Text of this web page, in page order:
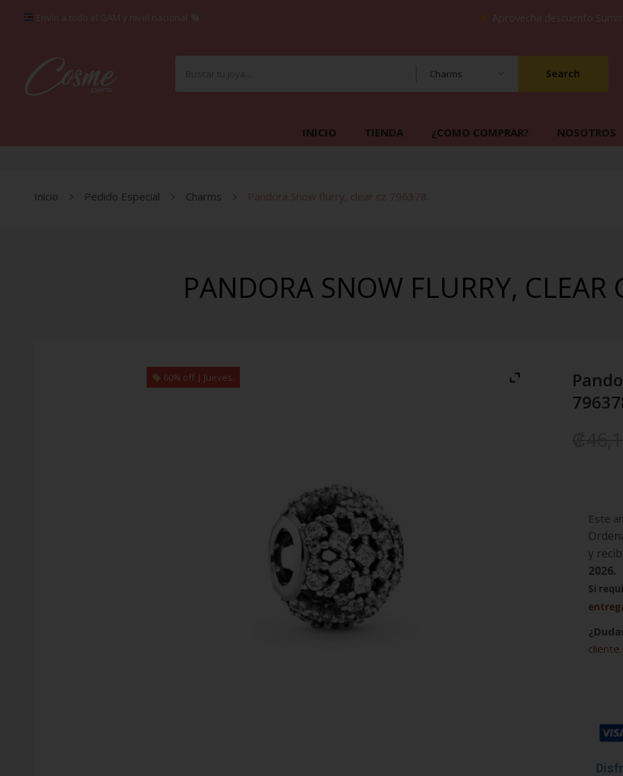
Envío a todo el GAM y nivel nacional Aprovecha descuento
Charms Search
INICIO
TIENDA ¿COMO COMPRAR? NOSOTROS
Inicio Pedido Especial Charms Pandora Snow flurry, clear cz 796378
PANDORA SNOW FLURRY,
60% off | Jueves.
Este
y
2026.
Si
cliente.